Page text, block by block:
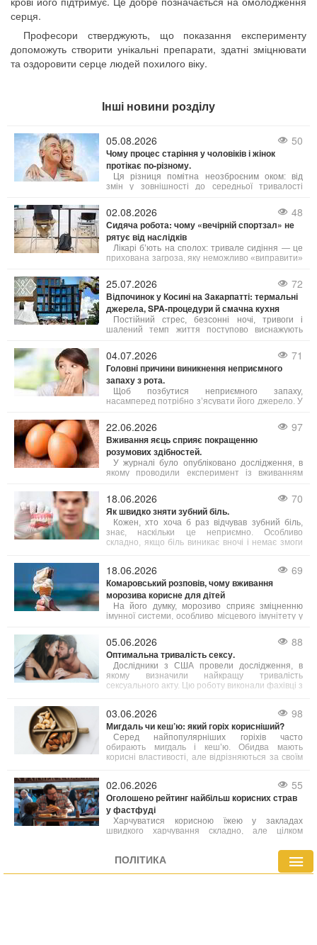
серця.
Професори стверджують, що показання експерименту
допоможуть створити унікальні препарати, здатні зміцнювати
та оздоровити серце людей похилого віку.
Інші новини розділу
05.08.2026 50
Чому процес старіння у чоловіків і жінок
протікає по-різному.
Ця різниця помітна неозброєним оком: від
змін у зовнішності до середньої тривалості
біології, гормональному фоні та навіть у звичках,
які суспільство століттями культивувало у
представників обох статей. Давайте
розглянемо, чому це так, і що з цього можна
взяти на замітку.
02.08.2026 48
Сидяча робота: чому «вечірній спортзал» не
рятує від наслідків
Лікарі б’ють на сполох: тривале сидіння — це
прихована загроза, яку неможливо «виправити»
«активний ледар» — це людина, яка тренується
годину, але решту 23 години проводить без руху.
25.07.2026 72
Відпочинок у Косині на Закарпатті: термальні
джерела, SPA-процедури й смачна кухня
Постійний стрес, безсонні ночі, тривоги і
шалений темп життя поступово виснажують
відпочинок, де можна не просто розслабитись, а
й подбати про своє здоров’я. Косино на
Закарпатті — це один із таких кофортних
куточків, де завдяки цілющим термальним
водам, сучасним wellness- і SPA-програмам, а
також медичним послугам можна повністю
04.07.2026 71
Головні причини виникнення неприємного
запаху з рота.
Щоб позбутися неприємного запаху,
насамперед потрібно з’ясувати його джерело. У
активність сіркобактерій, що мешкають на язиці
і в гортані, які продукують леткі сполуки з різким
запахом.
22.06.2026 97
Вживання яєць сприяє покращенню
розумових здібностей.
У журналі було опубліковано дослідження, в
якому проводили експеримент із вживанням
Результати свідчать, що їжа з яйцями допомагає
підвищити інтелект, зокрема покращуючи
виконавчі когнітивні функції.
18.06.2026 70
Як швидко зняти зубний біль.
Кожен, хто хоча б раз відчував зубний біль,
знає, наскільки це неприємно. Особливо
складно, якщо біль виникає вночі і немає змоги
18.06.2026 69
Комаровський розповів, чому вживання
морозива корисне для дітей
На його думку, морозиво сприяє зміцненню
імунної системи, особливо місцевого імунітету у
Проте експерт підкреслює, що одне споживання
морозива на місяць не принесе бажаного
ефекту — необхідна постійність у вживанні.
05.06.2026 88
Оптимальна тривалість сексу.
Дослідники з США провели дослідження, в
якому визначили найкращу тривалість
сексуального акту. Цю роботу виконали фахівці з
03.06.2026 98
Мигдаль чи кеш’ю: який горіх корисніший?
Серед найпопулярніших горіхів часто
обирають мигдаль і кеш’ю. Обидва мають
корисні властивості, але відрізняються за своїм
потреб.
02.06.2026 55
Оголошено рейтинг найбільш корисних страв
у фастфуді
Харчуватися корисною їжею у закладах
швидкого харчування складно, але цілком
здорових варіантів фастфуду, які містять менше
калорій або багатіші на вітаміни й мінерали
ПОЛІТИКА